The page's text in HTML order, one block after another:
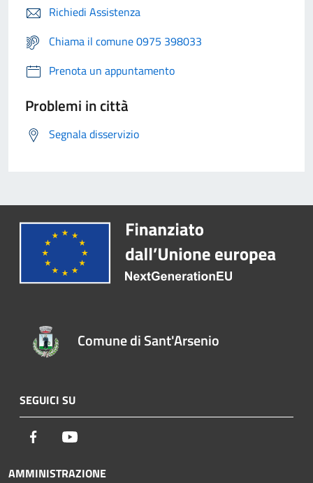
Richiedi Assistenza
Chiama il comune 0975 398033
Prenota un appuntamento
Problemi in città
Segnala disservizio
Comune di Sant'Arsenio
SEGUICI SU
Facebook
AMMINISTRAZIONE